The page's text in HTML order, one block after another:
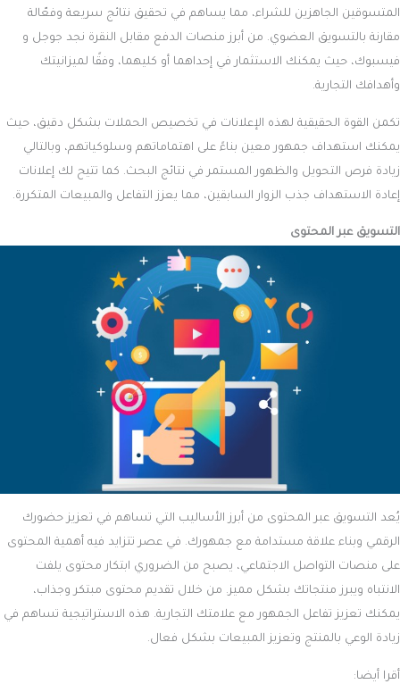
المتسوقين الجاهزين للشراء، مما يساهم في تحقيق نتائج سريعة وفعّالة
مقارنة بالتسويق العضوي. من أبرز منصات الدفع مقابل النقرة نجد جوجل و
فيسبوك، حيث يمكنك الاستثمار في إحداهما أو كليهما، وفقًا لميزانيتك
وأهدافك التجارية.
تكمن القوة الحقيقية لهذه الإعلانات في تخصيص الحملات بشكل دقيق، حيث
يمكنك استهداف جمهور معين بناءً على اهتماماتهم وسلوكياتهم، وبالتالي
زيادة فرص التحويل والظهور المستمر في نتائج البحث. كما تتيح لك إعلانات
إعادة الاستهداف جذب الزوار السابقين، مما يعزز التفاعل والمبيعات المتكررة.
التسويق عبر المحتوى
يُعد التسويق عبر المحتوى من أبرز الأساليب التي تساهم في تعزيز حضورك
الرقمي وبناء علاقة مستدامة مع جمهورك. في عصر تتزايد فيه أهمية المحتوى
على منصات التواصل الاجتماعي، يصبح من الضروري ابتكار محتوى يلفت
الانتباه ويبرز منتجاتك بشكل مميز. من خلال تقديم محتوى مبتكر وجذاب،
يمكنك تعزيز تفاعل الجمهور مع علامتك التجارية. هذه الاستراتيجية تساهم في
زيادة الوعي بالمنتج وتعزيز المبيعات بشكل فعال.
أقرا أيضا: